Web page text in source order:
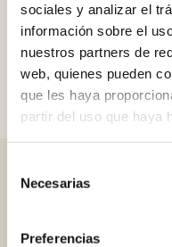
sociales y analizar el
información sobre el
nuestros partners de
web, quienes pueden
que les haya
partir del uso que haya
Necesarias
Preferencias
SIZE 19×34 cm.
COLOR Brown
YOU MAY ALSO LIKE
VERSAILLES GREEN